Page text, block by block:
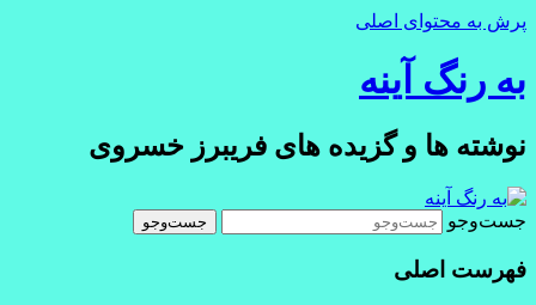
پرش به محتوای اصلی
به رنگ آينه
نوشته ها و گزیده های فریبرز خسروی
جست‌وجو
فهرست اصلی